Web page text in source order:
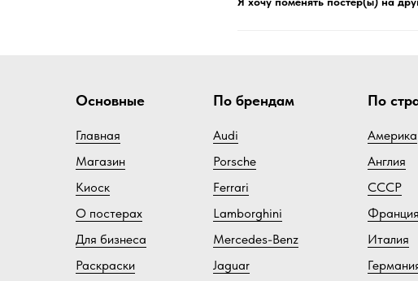
Основные
Главная
Магазин
Киоск
О постерах
Для бизнеса
Раскраски
По брендам
Audi
Porsche
Ferrari
Lamborghini
Mercedes-Benz
Jaguar
По
Америка
Англия
СССР
Франция
Италия